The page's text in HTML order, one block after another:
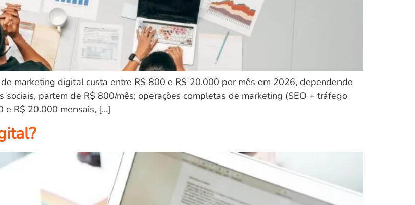
marketing digital custa entre R$ 800 e R$ 20.000 por mês em 2026, dependendo
partem de R$ 800/mês; operações completas de marketing (SEO + tráfego
e R$ 20.000 mensais, […]